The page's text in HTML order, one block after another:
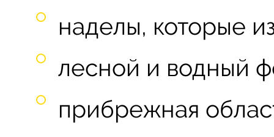
наделы, которые
лесной и водный
прибрежная